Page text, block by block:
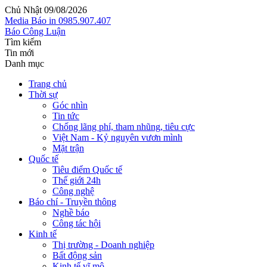
Chủ Nhật 09/08/2026
Media Báo in 0985.907.407
Báo Công Luận
Tìm kiếm
Tin mới
Danh mục
Trang chủ
Thời sự
Góc nhìn
Tin tức
Chống lãng phí, tham nhũng, tiêu cực
Việt Nam - Kỷ nguyên vươn mình
Mặt trận
Quốc tế
Tiêu điểm Quốc tế
Thế giới 24h
Công nghệ
Báo chí - Truyền thông
Nghề báo
Công tác hội
Kinh tế
Thị trường - Doanh nghiệp
Bất động sản